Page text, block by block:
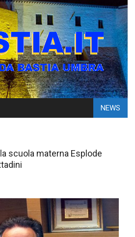
NEWS
scuola materna Esplode